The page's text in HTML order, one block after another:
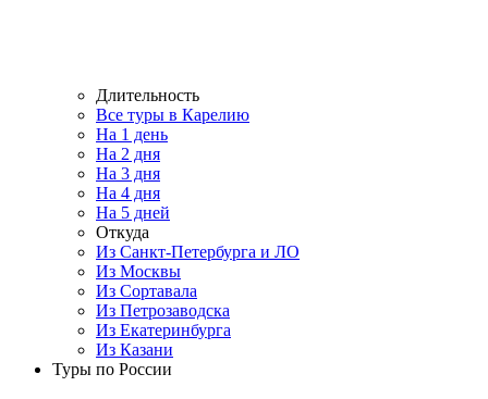
Длительность
Все туры в Карелию
На 1 день
На 2 дня
На 3 дня
На 4 дня
На 5 дней
Откуда
Из Санкт-Петербурга и ЛО
Из Москвы
Из Сортавала
Из Петрозаводска
Из Екатеринбурга
Из Казани
Туры по России